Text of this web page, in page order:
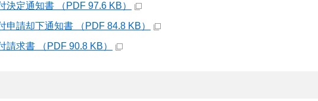
定通知書 （PDF 97.6 KB）
請却下通知書 （PDF 84.8 KB）
求書 （PDF 90.8 KB）